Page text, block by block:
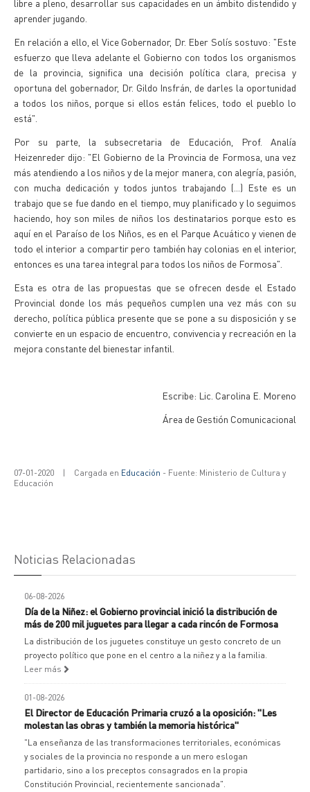
libre a pleno, desarrollar sus capacidades en un ámbito distendido y
aprender jugando.
En relación a ello, el Vice Gobernador, Dr. Eber Solís sostuvo: "Este
esfuerzo que lleva adelante el Gobierno con todos los organismos
de la provincia, significa una decisión política clara, precisa y
oportuna del gobernador, Dr. Gildo Insfrán, de darles la oportunidad
a todos los niños, porque si ellos están felices, todo el pueblo lo
está".
Por su parte, la subsecretaria de Educación, Prof. Analía
Heizenreder dijo: "El Gobierno de la Provincia de Formosa, una vez
más atendiendo a los niños y de la mejor manera, con alegría, pasión,
con mucha dedicación y todos juntos trabajando (...) Este es un
trabajo que se fue dando en el tiempo, muy planificado y lo seguimos
haciendo, hoy son miles de niños los destinatarios porque esto es
aquí en el Paraíso de los Niños, es en el Parque Acuático y vienen de
todo el interior a compartir pero también hay colonias en el interior,
entonces es una tarea integral para todos los niños de Formosa".
Esta es otra de las propuestas que se ofrecen desde el Estado
Provincial donde los más pequeños cumplen una vez más con su
derecho, política pública presente que se pone a su disposición y se
convierte en un espacio de encuentro, convivencia y recreación en la
mejora constante del bienestar infantil.
Escribe: Lic. Carolina E. Moreno
Área de Gestión Comunicacional
07-01-2020 | Cargada en Educación - Fuente: Ministerio de Cultura y
Educación
Noticias Relacionadas
06-08-2026
Día de la Niñez: el Gobierno provincial inició la distribución de
más de 200 mil juguetes para llegar a cada rincón de Formosa
La distribución de los juguetes constituye un gesto concreto de un
proyecto político que pone en el centro a la niñez y a la familia.
Leer más
01-08-2026
El Director de Educación Primaria cruzó a la oposición: "Les
molestan las obras y también la memoria histórica"
"La enseñanza de las transformaciones territoriales, económicas
y sociales de la provincia no responde a un mero eslogan
partidario, sino a los preceptos consagrados en la propia
Constitución Provincial, recientemente sancionada".